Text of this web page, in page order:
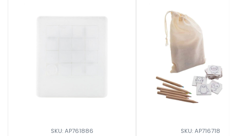
SKU: AP761886 SKU: AP716718